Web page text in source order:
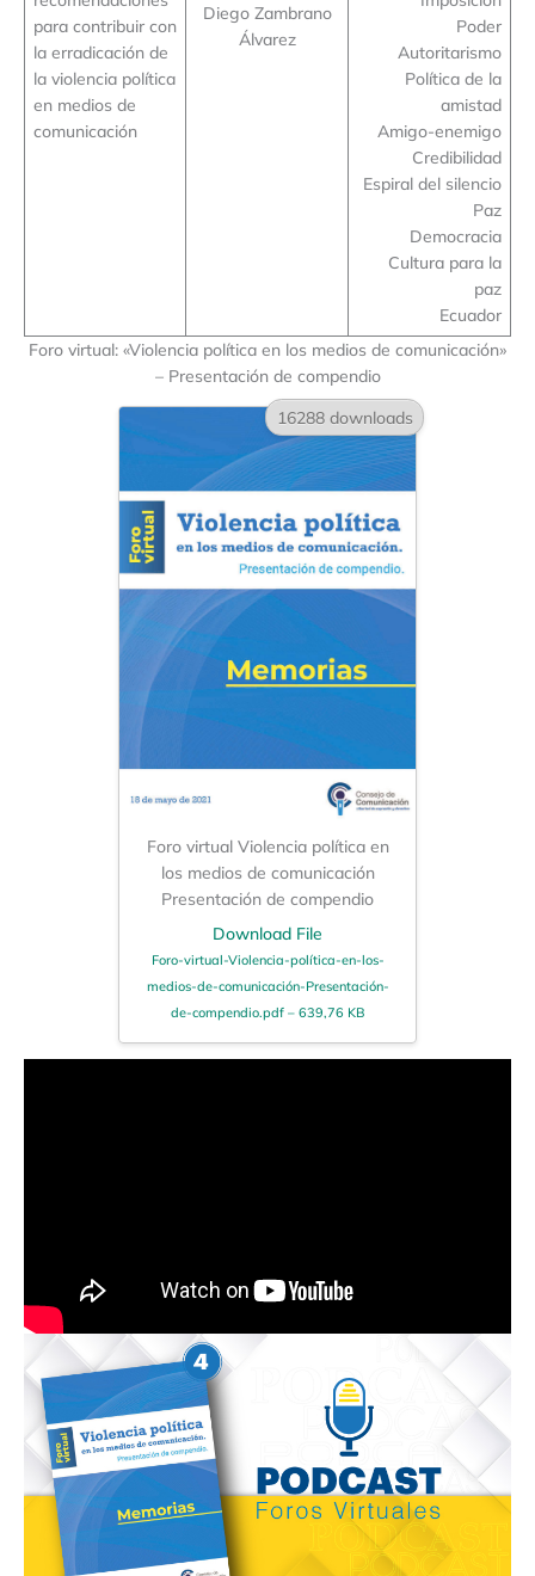
para contribuir con
la erradicación de
la violencia política
en medios de
comunicación
Diego Zambrano
Álvarez
Poder
Autoritarismo
Política de la
amistad
Amigo-enemigo
Credibilidad
Espiral del silencio
Paz
Democracia
Cultura para la
paz
Ecuador
Foro virtual: «Violencia política en los medios de comunicación»
– Presentación de compendio
16288 downloads
Foro virtual Violencia política en
los medios de comunicación
Presentación de compendio
Download File
Foro-virtual-Violencia-política-en-los-
medios-de-comunicación-Presentación-
de-compendio.pdf – 639,76 KB